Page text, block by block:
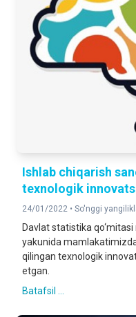
Ishlab chiqarish
texnologik
24/01/2022 • So'nggi
Davlat statistika qo‘mitasi
yakunida
qilingan texnologik
etgan.
Batafsil ...